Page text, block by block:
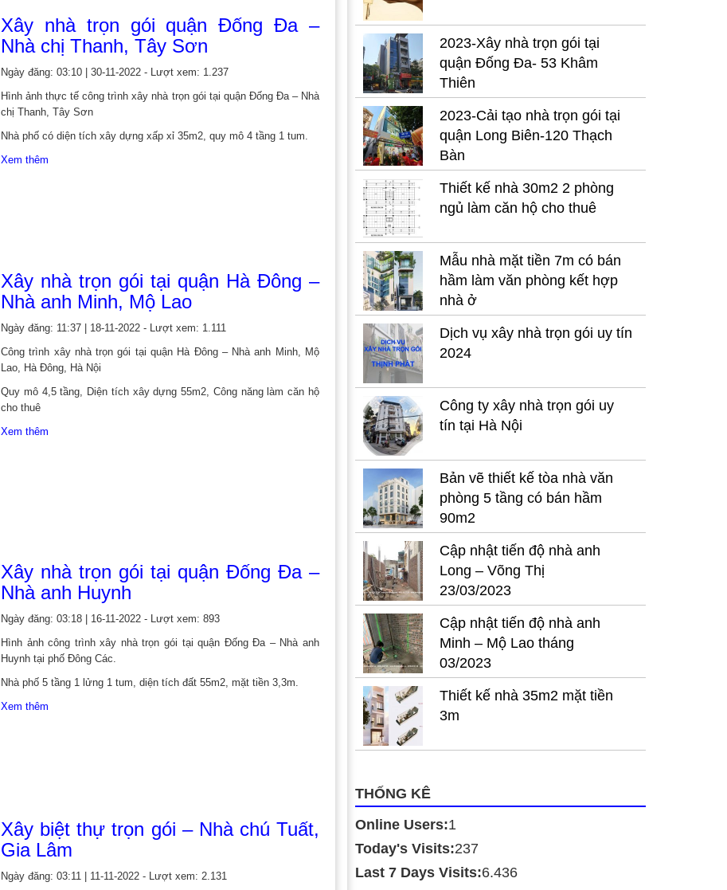
Xây nhà trọn gói quận Đống Đa –
Nhà chị Thanh, Tây Sơn
Ngày đăng: 03:10 | 30-11-2022 - Lượt xem: 1.237
Hình ảnh thực tế công trình xây nhà trọn gói tại quận Đống Đa – Nhà
chị Thanh, Tây Sơn
Nhà phố có diện tích xây dựng xấp xỉ 35m2, quy mô 4 tầng 1 tum.
Xem thêm
Xây nhà trọn gói tại quận Hà Đông –
Nhà anh Minh, Mộ Lao
Ngày đăng: 11:37 | 18-11-2022 - Lượt xem: 1.111
Công trình xây nhà trọn gói tại quận Hà Đông – Nhà anh Minh, Mộ
Lao, Hà Đông, Hà Nội
Quy mô 4,5 tầng, Diện tích xây dựng 55m2, Công năng làm căn hộ
cho thuê
Xem thêm
Xây nhà trọn gói tại quận Đống Đa –
Nhà anh Huynh
Ngày đăng: 03:18 | 16-11-2022 - Lượt xem: 893
Hình ảnh công trình xây nhà trọn gói tại quận Đống Đa – Nhà anh
Huynh tại phố Đông Các.
Nhà phố 5 tầng 1 lửng 1 tum, diện tích đất 55m2, mặt tiền 3,3m.
Xem thêm
Xây biệt thự trọn gói – Nhà chú Tuất,
Gia Lâm
Ngày đăng: 03:11 | 11-11-2022 - Lượt xem: 2.131
2023-Xây nhà trọn gói tại
quận Đống Đa- 53 Khâm
Thiên
2023-Cải tạo nhà trọn gói tại
quận Long Biên-120 Thạch
Bàn
Thiết kế nhà 30m2 2 phòng
ngủ làm căn hộ cho thuê
Mẫu nhà mặt tiền 7m có bán
hầm làm văn phòng kết hợp
nhà ở
Dịch vụ xây nhà trọn gói uy tín
2024
Công ty xây nhà trọn gói uy
tín tại Hà Nội
Bản vẽ thiết kế tòa nhà văn
phòng 5 tầng có bán hầm
90m2
Cập nhật tiến độ nhà anh
Long – Võng Thị
23/03/2023
Cập nhật tiến độ nhà anh
Minh – Mộ Lao tháng
03/2023
Thiết kế nhà 35m2 mặt tiền
3m
THỐNG KÊ
Online Users:1
Today's Visits:237
Last 7 Days Visits:6.436